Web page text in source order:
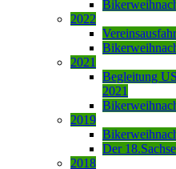
2022
2021
Begleitung
2021
2019
Der
2018